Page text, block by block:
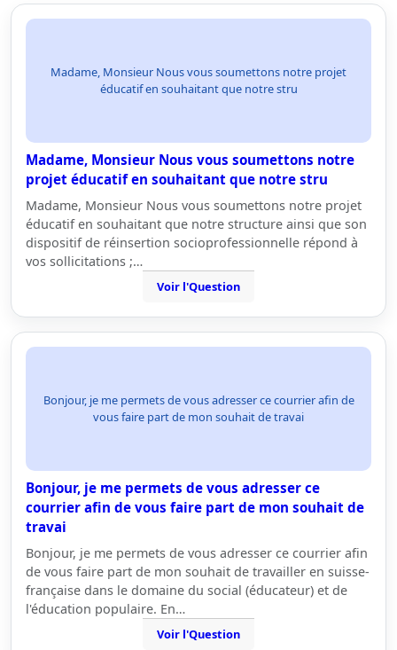
Madame, Monsieur Nous vous soumettons notre projet
éducatif en souhaitant que notre stru
Madame, Monsieur Nous vous soumettons notre
projet éducatif en souhaitant que notre stru
Madame, Monsieur Nous vous soumettons notre projet
éducatif en souhaitant que notre structure ainsi que son
dispositif de réinsertion socioprofessionnelle répond à
vos sollicitations ;…
Voir l'Question
Bonjour, je me permets de vous adresser ce courrier afin de
vous faire part de mon souhait de travai
Bonjour, je me permets de vous adresser ce
courrier afin de vous faire part de mon souhait de
travai
Bonjour, je me permets de vous adresser ce courrier afin
de vous faire part de mon souhait de travailler en suisse-
française dans le domaine du social (éducateur) et de
l'éducation populaire. En…
Voir l'Question